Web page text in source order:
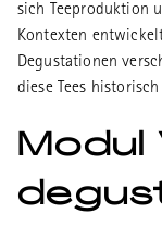
sich Teeproduktion
Kontexten
Degustationen
diese Tees
Modul